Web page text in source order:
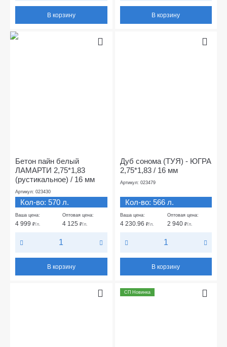
В корзину В корзину
Бетон пайн белый
ЛАМАРТИ 2,75*1,83
(рустикальное) / 16 мм
Артикул: 023430
Кол-во: 570 л.
Ваша цена:
4 999 ₽/л.
Оптовая цена:
4 125₽/л.
В корзину
Дуб сонома (ТУЯ) - ЮГРА
2,75*1,83 / 16 мм
Артикул: 023479
Кол-во: 566 л.
Ваша цена:
4 230.96 ₽/л.
Оптовая цена:
2 940 ₽/л.
В корзину
СП Новинка